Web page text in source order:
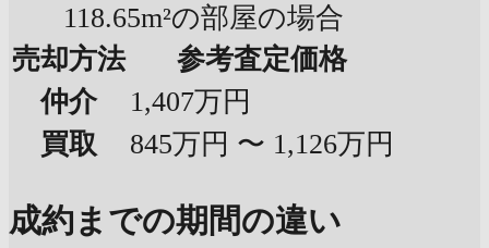
118.65m²の部屋の場合
売却方法
参考査定価格
仲介
1,407万円
買取
845万円 〜 1,126万円
成約までの期間の違い